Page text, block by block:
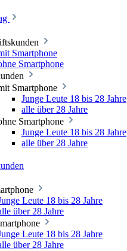
Smartphone
Smartphone
Smartphone
Junge Leute 18 bis 28 Jahre
alle über 28 Jahre
Smartphone
Junge Leute 18 bis 28 Jahre
alle über 28 Jahre
Leute 18 bis 28 Jahre
über 28 Jahre
Leute 18 bis 28 Jahre
über 28 Jahre